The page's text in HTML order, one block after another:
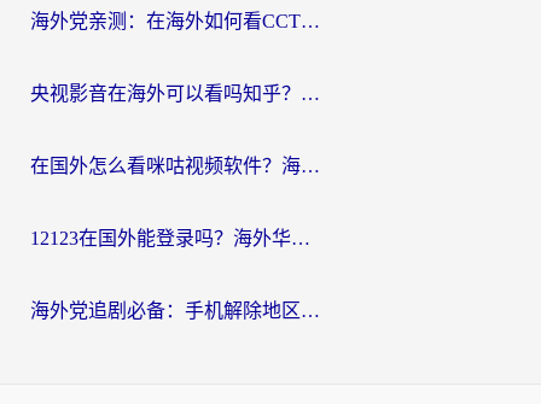
海外党亲测：在海外如何看CCTV？告别“仅限大陆播放”的实用指南
央视影音在海外可以看吗知乎？留学生亲测：3步解决地域限制+追剧自由
在国外怎么看咪咕视频软件？海外党亲测有效的回国加速方案
12123在国外能登录吗？海外华人必看的回国加速实用指南
海外党追剧必备：手机解除地区限制app怎么选？解决央视视频&国内剧地区限制全指南